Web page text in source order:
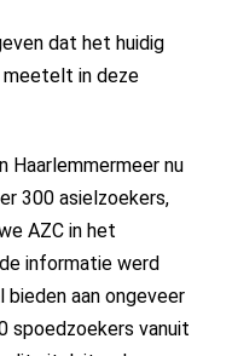
dat het huidig
meetelt in deze
Haarlemmermeer nu
300 asielzoekers,
AZC in het
informatie werd
aan ongeveer
spoedzoekers vanuit